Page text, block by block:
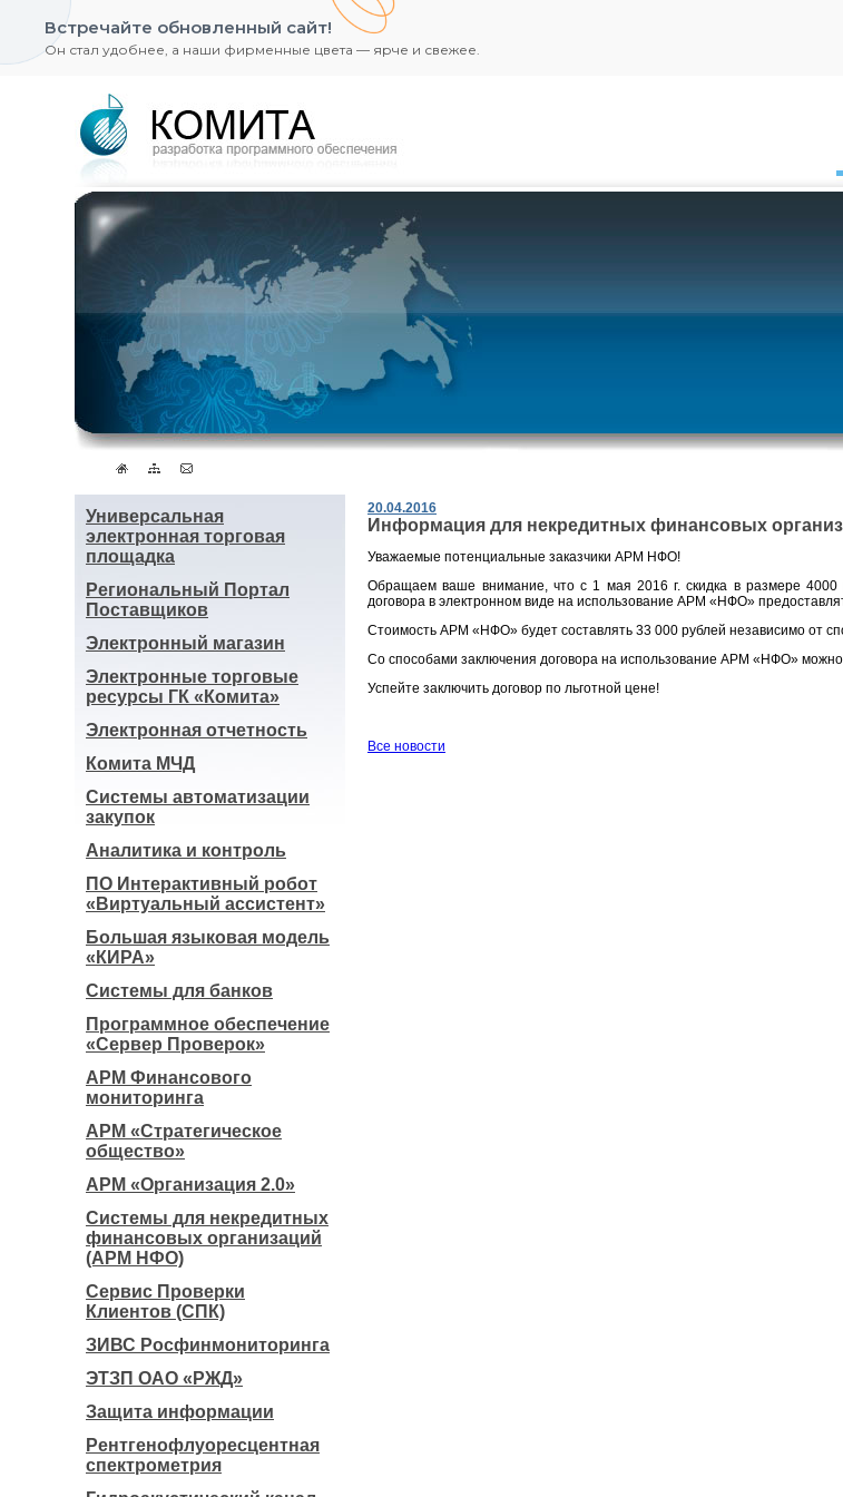
Встречайте обновленный сайт!
Он стал удобнее, а наши фирменные цвета — ярче и свежее.
Универсальная
электронная торговая
площадка
Региональный Портал
Поставщиков
Электронный магазин
Электронные торговые
ресурсы ГК «Комита»
Электронная отчетность
Комита МЧД
Системы автоматизации
закупок
Аналитика и контроль
ПО Интерактивный робот
«Виртуальный ассистент»
Большая языковая модель
«КИРА»
Системы для банков
Программное обеспечение
«Сервер Проверок»
АРМ Финансового
мониторинга
АРМ «Стратегическое
общество»
АРМ «Организация 2.0»
Системы для некредитных
финансовых организаций
(АРМ НФО)
Сервис Проверки
Клиентов (СПК)
ЗИВС Росфинмониторинга
ЭТЗП ОАО «РЖД»
Защита информации
Рентгенофлуоресцентная
спектрометрия
20.04.2016
Информация для некредитных финансовых
Уважаемые потенциальные заказчики АРМ НФО!
Обращаем ваше внимание, что с 1 мая 2016 г. скидка в размере 4000
договора в электронном виде на использование АРМ «НФО»
Стоимость АРМ «НФО» будет составлять 33 000 рублей независимо от
Со способами заключения договора на использование АРМ «НФО» можно
Успейте заключить договор по льготной цене!
Все новости